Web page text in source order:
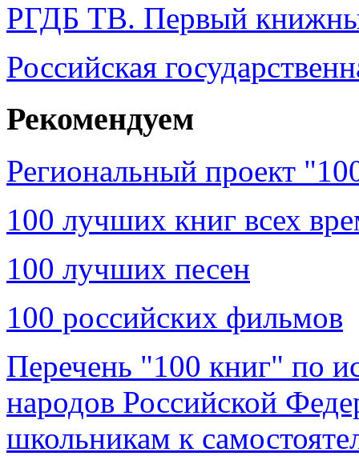
РГДБ ТВ. Первый
Российская
Рекомендуем
Региональный проект
100 лучших книг всех
100 лучших песен
100 российских фильмов
Перечень "100 книг" по
народов Российской
школьникам к